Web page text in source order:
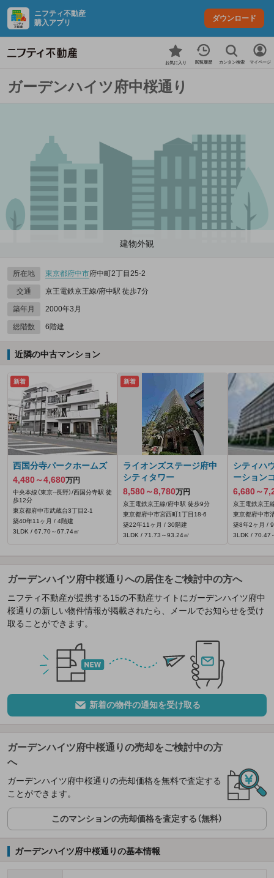
ニフティ不動産
購入アプリ
ダウンロード
お気に入り 閲覧履歴 カンタン検索 マイページ
ガーデンハイツ府中桜通り
建物外観
所在地 東京都府中市府中町2丁目25-2
交通 京王電鉄京王線/府中駅 徒歩7分
築年月 2000年3月
総階数 6階建
近隣の中古マンション
新着
西国分寺パークホームズ
4,480～4,680万円
中央本線（東京--長野）/西国分寺駅 徒
歩12分
東京都府中市武蔵台3丁目2-1
築40年11ヶ月 / 4階建
3LDK / 67.70～67.74㎡
新着
ライオンズステージ府中
シティタワー
8,580～8,780万円
京王電鉄京王線/府中駅 徒歩9分
東京都府中市宮西町1丁目18-6
築22年11ヶ月 / 30階建
3LDK / 71.73～93.24㎡
シティハ
ーション
6,680～
京王電鉄京王
東京都府中市
築8年2ヶ月 /
3LDK / 70.47
ガーデンハイツ府中桜通りへの居住をご検討中の方へ
ニフティ不動産が提携する15の不動産サイトにガーデンハイツ府中
桜通りの新しい物件情報が掲載されたら、メールでお知らせを受け
取ることができます。
新着の物件の通知を受け取る
ガーデンハイツ府中桜通りの売却をご検討中の方
へ
ガーデンハイツ府中桜通りの売却価格を無料で査定する
ことができます。
このマンションの売却価格を査定する（無料）
ガーデンハイツ府中桜通りの基本情報